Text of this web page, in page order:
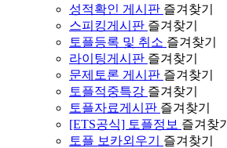
성적확인 게시판 즐겨찾기
스피킹게시판 즐겨찾기
토플등록 및 취소 즐겨찾기
라이팅게시판 즐겨찾기
문제토론 게시판 즐겨찾기
토플적중특강 즐겨찾기
토플자료게시판 즐겨찾기
[ETS공식] 토플정보 즐겨찾기
토플 보카외우기
즐겨찾기